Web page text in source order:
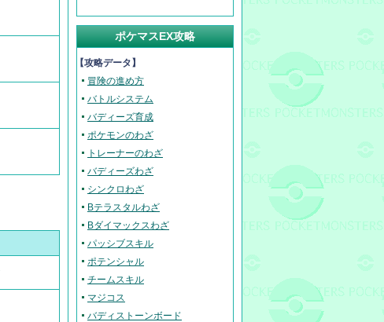
ポケマスEX攻略
【攻略データ】
冒険の進め方
バトルシステム
バディーズ育成
ポケモンのわざ
トレーナーのわざ
バディーズわざ
シンクロわざ
Bテラスタルわざ
Bダイマックスわざ
パッシブスキル
ポテンシャル
チームスキル
マジコス
バディストーンボード